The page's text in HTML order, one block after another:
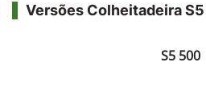
Versões Colheitadeira S5
S5 500